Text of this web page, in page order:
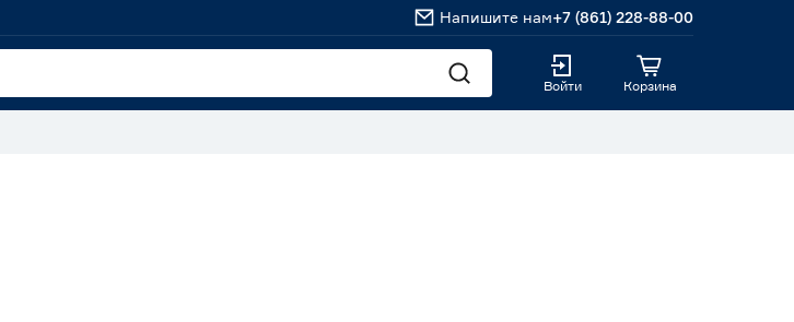
Напишите нам+7 (861) 228-88-00
Войти Корзина